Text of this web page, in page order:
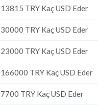
13815 TRY Kaç USD Eder
30000 TRY Kaç USD Eder
23000 TRY Kaç USD Eder
166000 TRY Kaç USD Eder
7700 TRY Kaç USD Eder